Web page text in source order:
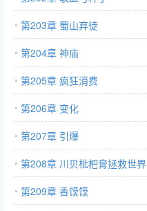
第203章 蜀山弃徒
第204章 神庙
第205章 疯狂消费
第206章 变化
第207章 引爆
第208章 川贝枇杷膏拯救世界
第209章 香馍馍